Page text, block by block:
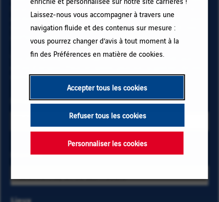
Laissez-nous vous accompagner à travers une
navigation fluide et des contenus sur mesure :
vous pourrez changer d’avis à tout moment à la
fin des Préférences en matière de cookies.
Accepter tous les cookies
Refuser tous les cookies
Personnaliser les cookies
futurs postes à pourvoir chez VINCI, renseignez votre
adresse email et vos critères. Cliquez sur « Ajouter » puis
sur « M'abonner » et restez informé(e) en recevant nos
alertes emails !
Vos données sont nécessaires pour vous abonner aux
données et sur vos droits,cliquez ici.
Email
Sélectionnez
les critères
métiers et
Saisissez
les
premières
Métiers